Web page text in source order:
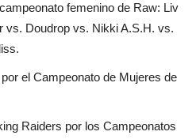
femenino de Raw: Liv
vs. Doudrop vs. Nikki A.S.H. vs.
el Campeonato de Mujeres de
Raiders por los Campeonatos